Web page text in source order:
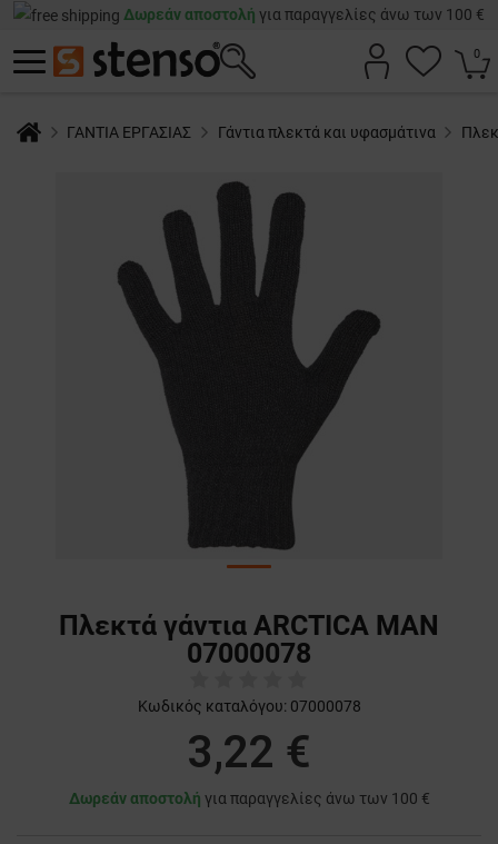
Δωρεάν αποστολή για παραγγελίες άνω των 100 €
0
ΓΑΝΤΙΑ ΕΡΓΑΣΙΑΣ Γάντια πλεκτά και υφασμάτινα
Πλεκτά γάντια ARCTICA MAN
07000078
Κωδικός καταλόγου: 07000078
3,22 €
Δωρεάν αποστολή για παραγγελίες άνω των 100 €